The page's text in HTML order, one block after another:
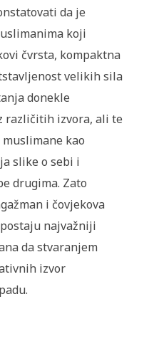
da je
koji
čvrsta, kompaktna
velikih sila
donekle
različitih izvora, ali te
kao
slike o sebi i
drugima. Zato
i čovjekova
najvažniji
da stvaranjem
izvor